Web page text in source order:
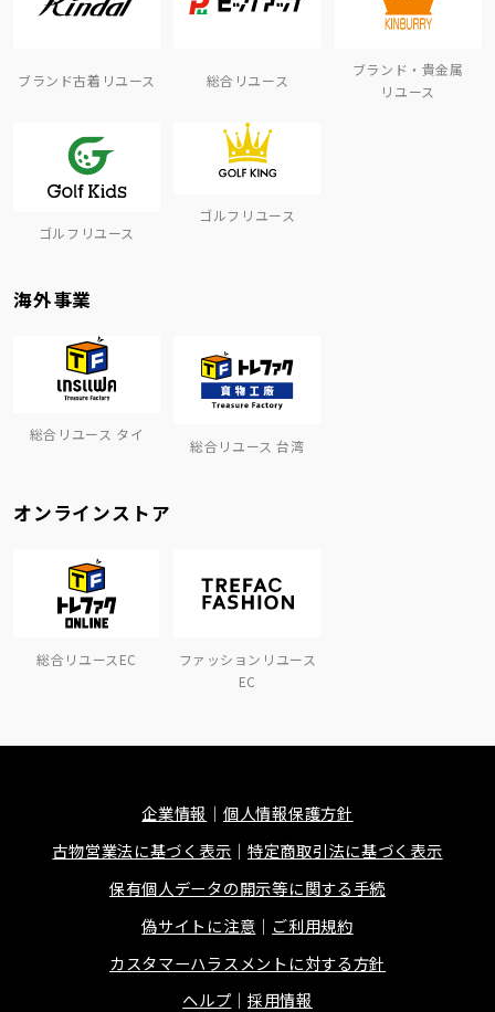
ブランド古着リユース 総合リユース
ブランド・貴金属
リユース
ゴルフリユース
ゴルフリユース
海外事業
総合リユース タイ
総合リユース 台湾
オンラインストア
総合リユースEC
ファッションリユース
EC
企業情報
個人情報保護方針
古物営業法に基づく表示
特定商取引法に基づく表示
保有個人データの開示等に関する手続
偽サイトに注意
ご利用規約
カスタマーハラスメントに対する方針
ヘルプ
採用情報